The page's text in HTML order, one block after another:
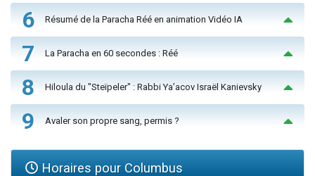
6 Résumé de la Paracha Réé en animation Vidéo IA
7 La Paracha en 60 secondes : Réé
8 Hiloula du "Steïpeler" : Rabbi Ya’acov Israël Kanievsky
9 Avaler son propre sang, permis ?
Horaires pour Columbus